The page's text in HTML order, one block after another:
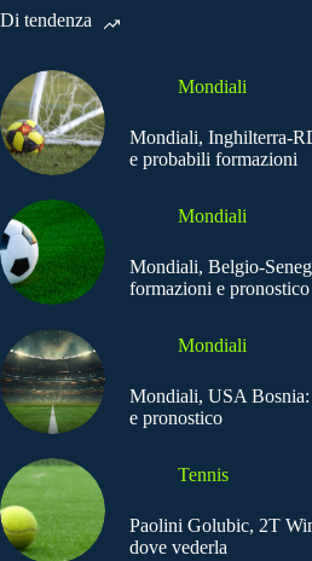
Di tendenza
Mondiali
Mondiali, Inghilterra-
e probabili formazioni
Mondiali
Mondiali, Belgio-
formazioni e pronostico
Mondiali
Mondiali, USA
e pronostico
Tennis
Paolini Golubic, 2T
dove vederla